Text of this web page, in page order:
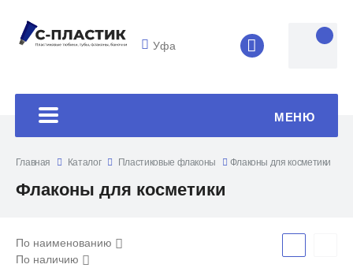
Уфа 8 (4852) 33-
МЕНЮ
Главная Каталог Пластиковые флаконы Флаконы для косметики
Флаконы для косметики
По наименованию
По наличию